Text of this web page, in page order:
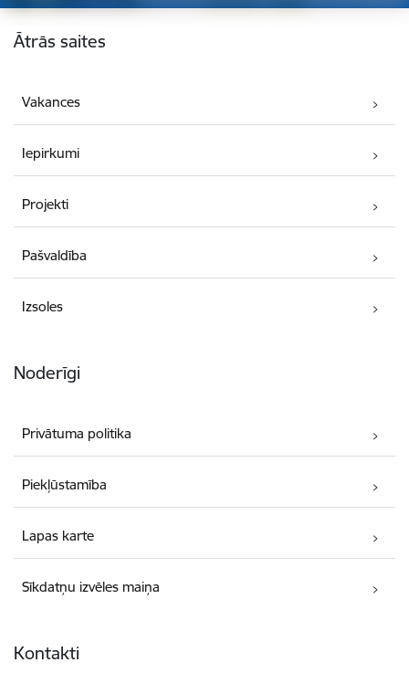
Kājene
Ātrās saites
Vakances
Iepirkumi
Projekti
Pašvaldība
Izsoles
Noderīgi
Privātuma politika
Piekļūstamība
Lapas karte
Sīkdatņu izvēles maiņa
Kontakti